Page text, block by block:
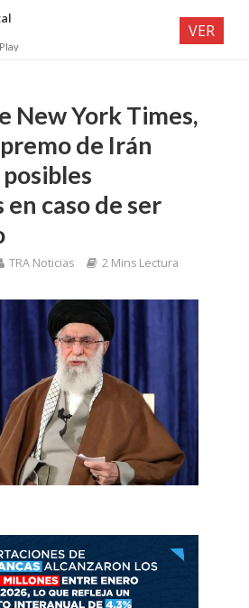
New York Times,
de Irán
en caso de ser
TRA Noticias 2 Mins Lectura
VER